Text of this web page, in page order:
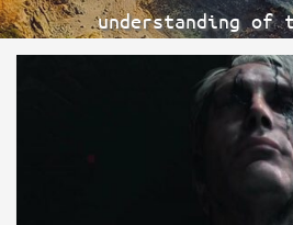
understanding of